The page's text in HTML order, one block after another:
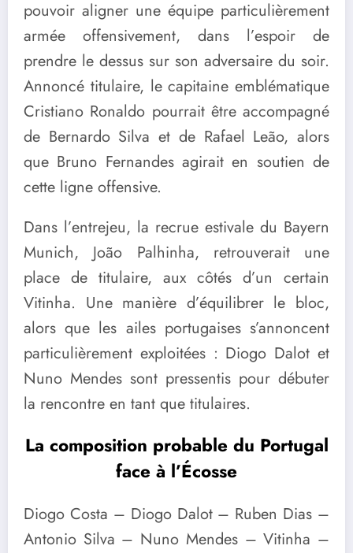
pouvoir aligner une équipe particulièrement
armée offensivement, dans l’espoir de
prendre le dessus sur son adversaire du soir.
Annoncé titulaire, le capitaine emblématique
Cristiano Ronaldo pourrait être accompagné
de Bernardo Silva et de Rafael Leão, alors
que Bruno Fernandes agirait en soutien de
cette ligne offensive.
Dans l’entrejeu, la recrue estivale du Bayern
Munich, João Palhinha, retrouverait une
place de titulaire, aux côtés d’un certain
Vitinha. Une manière d’équilibrer le bloc,
alors que les ailes portugaises s’annoncent
particulièrement exploitées : Diogo Dalot et
Nuno Mendes sont pressentis pour débuter
la rencontre en tant que titulaires.
La composition probable du Portugal
face à l’Écosse
Diogo Costa – Diogo Dalot – Ruben Dias –
Antonio Silva – Nuno Mendes – Vitinha –